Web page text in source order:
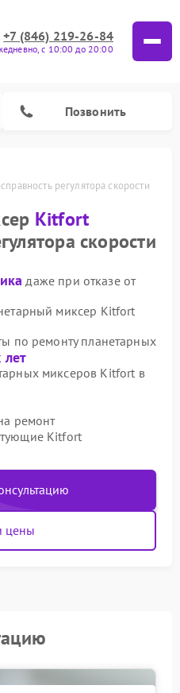
+7 (846) 219-26-84
с 10:00 до 20:00
Позвонить
регулятора скорости
Kitfort
скорости
даже при отказе от
миксер Kitfort
по ремонту планетарных
лет
миксеров Kitfort в
ремонт
Kitfort
цены